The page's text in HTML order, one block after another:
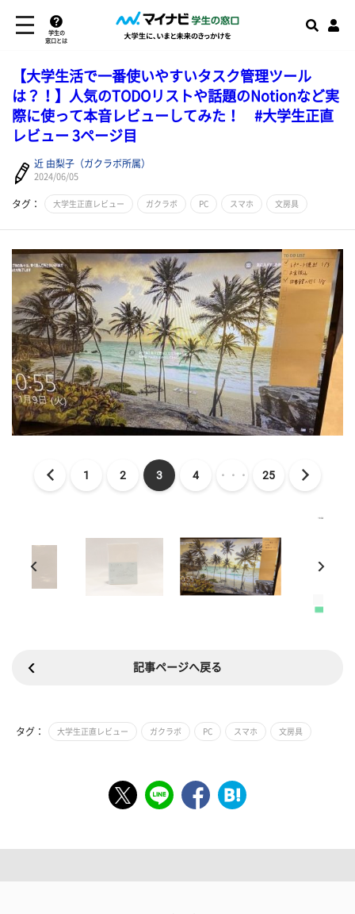
学生の
窓口とは
【大学生活で一番使いやすいタスク管理ツール
は？！】人気のTODOリストや話題のNotionなど実
際に使って本音レビューしてみた！ #大学生正直
レビュー 3ページ目
近 由梨子（ガクラボ所属）
2024/06/05
タグ： 大学生正直レビュー ガクラボ PC スマホ 文房具
1 2 3 4 ・・・ 25
記事ページへ戻る
タグ： 大学生正直レビュー ガクラボ PC スマホ 文房具